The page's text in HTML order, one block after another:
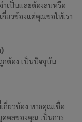
เป็นและต้องลบหรือ
ยวข้องแต่คุณขอให้เรา
ต้อง เป็นปัจจุบัน
กี่ยวข้อง หากคุณเชื่อ
คคลของคุณ เป็นการ